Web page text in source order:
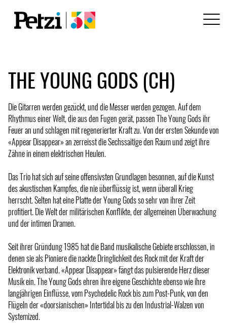
THE YOUNG GODS (CH)
Die Gitarren werden gezückt, und die Messer werden gezogen. Auf dem
Rhythmus einer Welt, die aus den Fugen gerät, passen The Young Gods ihr
Feuer an und schlagen mit regenerierter Kraft zu. Von der ersten Sekunde von
«Appear Disappear» an zerreisst die Sechssaitige den Raum und zeigt ihre
Zähne in einem elektrischen Heulen.
Das Trio hat sich auf seine offensivsten Grundlagen besonnen, auf die Kunst
des akustischen Kampfes, die nie überflüssig ist, wenn überall Krieg
herrscht. Selten hat eine Platte der Young Gods so sehr von ihrer Zeit
profitiert. Die Welt der militärischen Konflikte, der allgemeinen Überwachung
und der intimen Dramen.
Seit ihrer Gründung 1985 hat die Band musikalische Gebiete erschlossen, in
denen sie als Pioniere die nackte Dringlichkeit des Rock mit der Kraft der
Elektronik verband. «Appear Disappear» fängt das pulsierende Herz dieser
Musik ein. The Young Gods ehren ihre eigene Geschichte ebenso wie ihre
langjährigen Einflüsse, vom Psychedelic Rock bis zum Post-Punk, von den
Flügeln der «doorsianischen» Intertidal bis zu den Industrial-Walzen von
Systemized.